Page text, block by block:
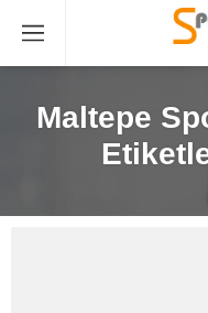
Maltepe